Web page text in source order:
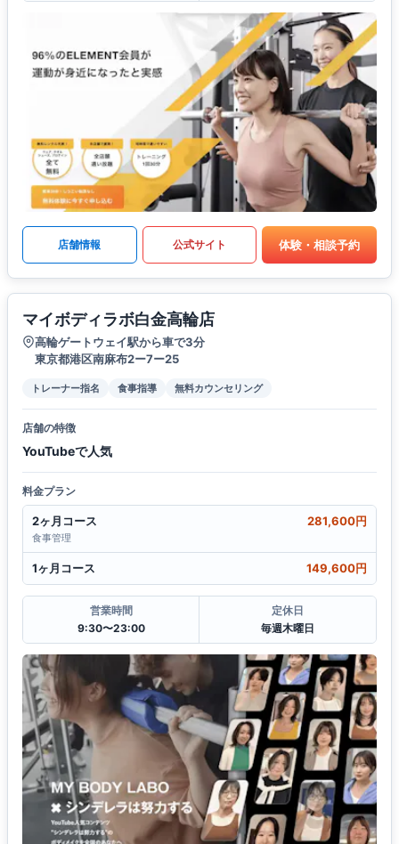
店舗情報 公式サイト 体験・相談予約
マイボディラボ白金高輪店
高輪ゲートウェイ駅から車で3分
東京都港区南麻布2ー7ー25
トレーナー指名 食事指導 無料カウンセリング
店舗の特徴
YouTubeで人気
料金プラン
2ヶ月コース 281,600円
食事管理
1ヶ月コース 149,600円
営業時間
9:30〜23:00
定休日
毎週木曜日